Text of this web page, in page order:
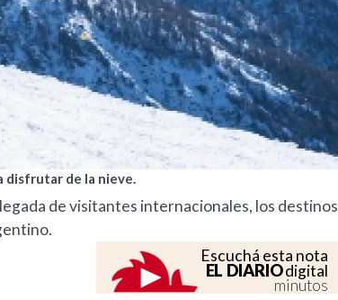
disfrutar de la nieve.
de visitantes internacionales, los destinos
Escuchá esta nota
EL DIARIOdigital
minutos